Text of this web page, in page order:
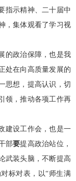
指示精神、二十届中
，集体观看了学习视
的政治保障，也是我
处在向高质量发展的
思想，提高认识，切
领，推动各项工作再
建设工作会，也是一
部要提高政治站位，
武装头脑，不断提高
对标对表，以“师生满